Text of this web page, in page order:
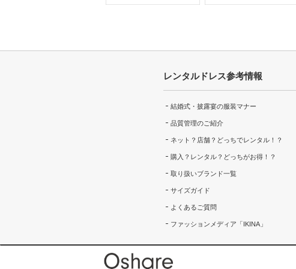
レンタルドレス参考情報
結婚式・披露宴の服装マナー
品質管理のご紹介
ネット？店舗？どっちでレンタル！？
購入？レンタル？どっちがお得！？
取り扱いブランド一覧
サイズガイド
よくあるご質問
ファッションメディア「IKINA」